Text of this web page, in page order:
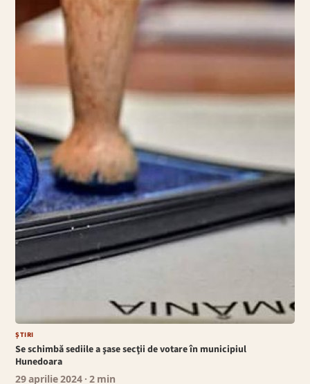
ȘTIRI
Se schimbă sediile a şase secţii de votare în municipiul
Hunedoara
29 aprilie 2024 · 2 min